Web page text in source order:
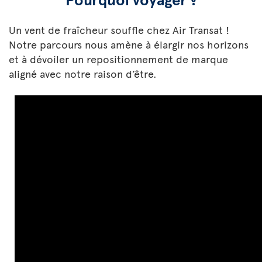
Un vent de fraîcheur souffle chez Air Transat !
Notre parcours nous amène à élargir nos horizons
et à dévoiler un repositionnement de marque
aligné avec notre raison d’être.